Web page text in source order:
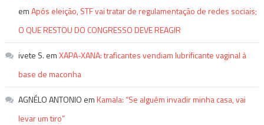
emApós eleição, STF vai tratar de regulamentação de redes sociais;
O QUE RESTOU DO CONGRESSO DEVE REAGIR
ivete S. emXAPA-XANA: traficantes vendiam lubrificante vaginal à
base de maconha
AGNÉLO ANTONIO emKamala: “Se alguém invadir minha casa, vai
levar um tiro”